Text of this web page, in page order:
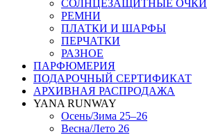
СОЛНЦЕЗАЩИТНЫЕ ОЧКИ
РЕМНИ
ПЛАТКИ И ШАРФЫ
ПЕРЧАТКИ
РАЗНОЕ
ПАРФЮМЕРИЯ
ПОДАРОЧНЫЙ СЕРТИФИКАТ
АРХИВНАЯ РАСПРОДАЖА
YANA RUNWAY
Осень/Зима 25–26
Весна/Лето 26